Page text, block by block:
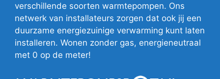
verschillende soorten warmtepompen. Ons
netwerk van installateurs zorgen dat ook jij een
duurzame energiezuinige verwarming kunt laten
installeren. Wonen zonder gas, energieneutraal
met 0 op de meter!